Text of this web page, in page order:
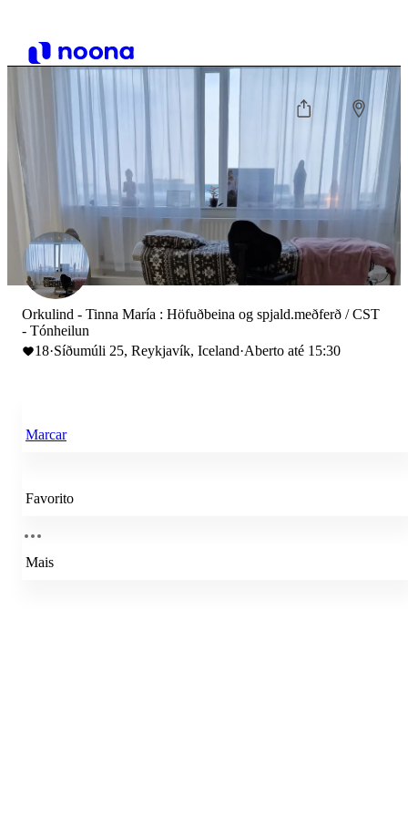
Orkulind - Tinna María : Höfuðbeina og spjald.meðferð / CST
- Tónheilun
18·Síðumúli 25, Reykjavík, Iceland·Aberto até 15:30
Marcar
Favorito
Mais